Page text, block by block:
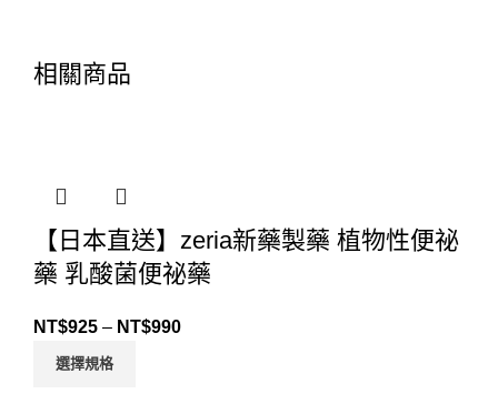
相關商品
【日本直送】zeria新藥製藥 植物性便祕
藥 乳酸菌便祕藥
NT$925 – NT$990
選擇規格